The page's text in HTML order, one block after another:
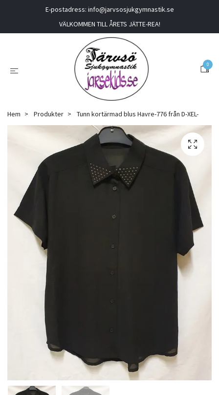
E-postadress: info@jarvsosjukgymnastik.se
VÄLKOMMEN TILL ÅRETS JÄTTE-REA!
0
Hem Produkter Tunn kortärmad blus Havre-776 från D-XEL-